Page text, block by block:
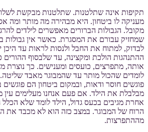
תקיפות אינה שתלטנות. שתלטנות מבקשת
מעניקה לו ביטחון. היא מבהירה מה מותר ומה
מקובל. הגבולות הברורים מאפשרים לילדים
שמחזיק עבורם את המסגרת. כאשר אין גבולות
לבדוק, למתוח את החבל ולנסות לראות עד היכן
ההתנהגות הולכת ומקצינה, עד שלבסוף ההורים
אותה, מתפרצים, כועסים ומענישים. כך נוצרת
לומדים שהכול מותר עד שהמבוגר מאבד
פוגשים חוסר ודאות, ובמקום ביטחון הם
מבלבלת את הילד. אם פעם אנחנו מעלימים עין
אחרת מגיבים בכעס גדול, הילד לומד שלא
הרוח של המבוגר. במצב כזה הוא לא מכבד את
מההתפרצות.